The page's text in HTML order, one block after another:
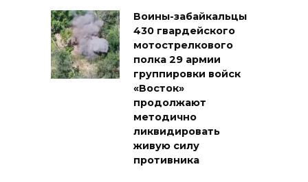
Воины-забайкальцы
430 гвардейского
мотострелкового
полка 29 армии
группировки войск
«Восток»
продолжают
методично
ликвидировать
живую силу
противника